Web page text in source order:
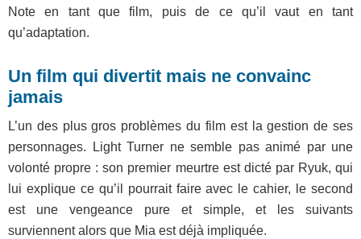
Note en tant que film, puis de ce qu’il vaut en tant
qu’adaptation.
Un film qui divertit mais ne convainc
jamais
L’un des plus gros problèmes du film est la gestion de ses
personnages. Light Turner ne semble pas animé par une
volonté propre : son premier meurtre est dicté par Ryuk, qui
lui explique ce qu’il pourrait faire avec le cahier, le second
est une vengeance pure et simple, et les suivants
surviennent alors que Mia est déjà impliquée.